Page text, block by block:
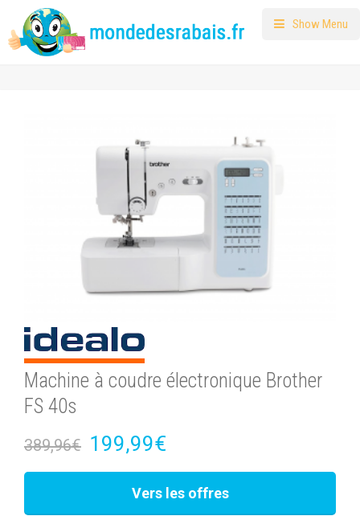
Show Menu
Machine à coudre électronique Brother
FS 40s
389,96€ 199,99€
Vers les offres